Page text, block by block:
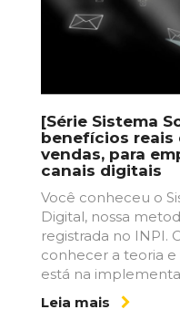
[Série Sistema
benefícios reais
vendas, para
canais digitais
Você conheceu o
Digital, nossa
registrada no INPI.
conhecer a teoria
está na
Leia mais